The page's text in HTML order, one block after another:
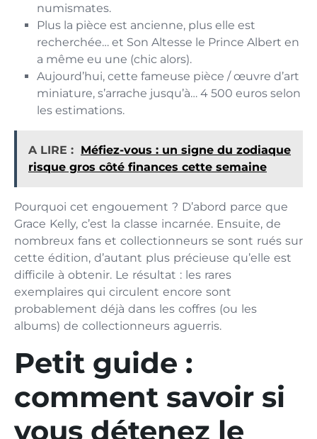
numismates.
Plus la pièce est ancienne, plus elle est
recherchée… et Son Altesse le Prince Albert en
a même eu une (chic alors).
Aujourd’hui, cette fameuse pièce / œuvre d’art
miniature, s’arrache jusqu’à… 4 500 euros selon
les estimations.
A LIRE : Méfiez-vous : un signe du zodiaque
risque gros côté finances cette semaine
Pourquoi cet engouement ? D’abord parce que
Grace Kelly, c’est la classe incarnée. Ensuite, de
nombreux fans et collectionneurs se sont rués sur
cette édition, d’autant plus précieuse qu’elle est
difficile à obtenir. Le résultat : les rares
exemplaires qui circulent encore sont
probablement déjà dans les coffres (ou les
albums) de collectionneurs aguerris.
Petit guide :
comment savoir si
vous détenez le